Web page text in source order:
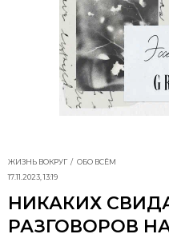
ЖИЗНЬ ВОКРУГ
ОБО ВСЁМ
17.11.2023, 13:19
НИКАКИХ
РАЗГОВОРОВ